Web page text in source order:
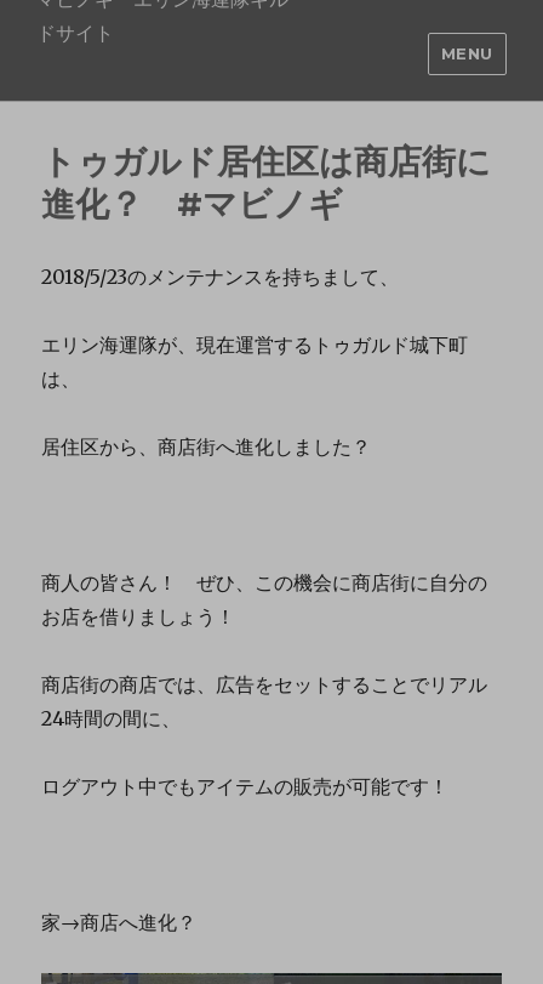
ドサイト
MENU
トゥガルド居住区は商店街に
進化？ #マビノギ
2018/5/23のメンテナンスを持ちまして、
エリン海運隊が、現在運営するトゥガルド城下町
は、
居住区から、商店街へ進化しました？
商人の皆さん！ ぜひ、この機会に商店街に自分の
お店を借りましょう！
商店街の商店では、広告をセットすることでリアル
24時間の間に、
ログアウト中でもアイテムの販売が可能です！
家→商店へ進化？